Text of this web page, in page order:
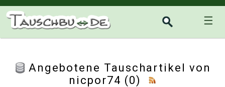
☰
Angebotene Tauschartikel von
nicpor74 (0)